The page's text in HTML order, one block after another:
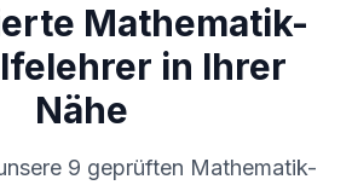
Mathematik-
in Ihrer
Nähe
9 geprüften Mathematik-